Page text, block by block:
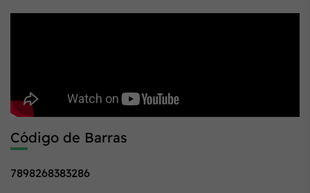
Código de Barras
7898268383286